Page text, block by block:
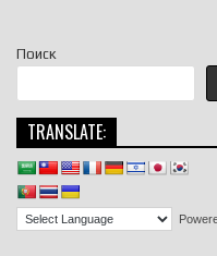
Поиск
TRANSLATE: